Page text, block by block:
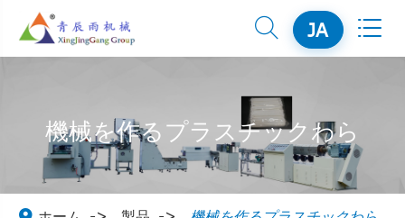
 JA 
機械を作るプラスチックわら